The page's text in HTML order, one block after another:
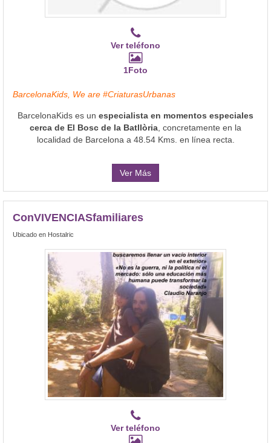
Ver teléfono
1Foto
BarcelonaKids, We are #CriaturasUrbanas
BarcelonaKids es un especialista en momentos especiales
cerca de El Bosc de la Batllòria , concretamente en la
localidad de Barcelona a 48.54 Kms. en línea recta.
Ver Más
ConVIVENCIASfamiliares
Ubicado en Hostalric
Ver teléfono